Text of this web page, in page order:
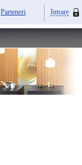
Parteneri Intrare